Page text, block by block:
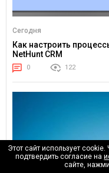
Сегодня
Как настроить
NetHunt CRM
0 122
Этот сайт использует
подтвердить согласие на
сайте,